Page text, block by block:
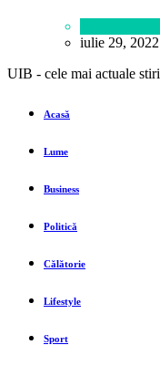
iulie 29, 2022
UIB - cele mai actuale stiri
Acasă
Lume
Business
Politică
Călătorie
Lifestyle
Sport